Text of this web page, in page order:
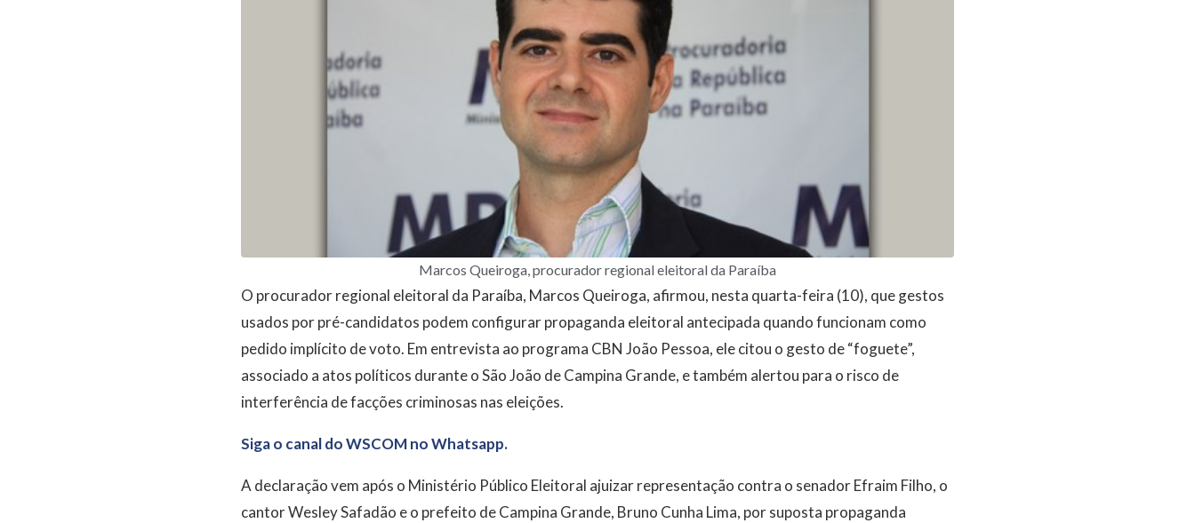
Marcos Queiroga, procurador regional eleitoral da Paraíba
O procurador regional eleitoral da Paraíba, Marcos Queiroga, afirmou, nesta quarta-feira (10), que gestos
usados por pré-candidatos podem configurar propaganda eleitoral antecipada quando funcionam como
pedido implícito de voto. Em entrevista ao programa CBN João Pessoa, ele citou o gesto de “foguete”,
associado a atos políticos durante o São João de Campina Grande, e também alertou para o risco de
interferência de facções criminosas nas eleições.
Siga o canal do WSCOM no Whatsapp.
A declaração vem após o Ministério Público Eleitoral ajuizar representação contra o senador Efraim Filho, o
cantor Wesley Safadão e o prefeito de Campina Grande, Bruno Cunha Lima, por suposta propaganda